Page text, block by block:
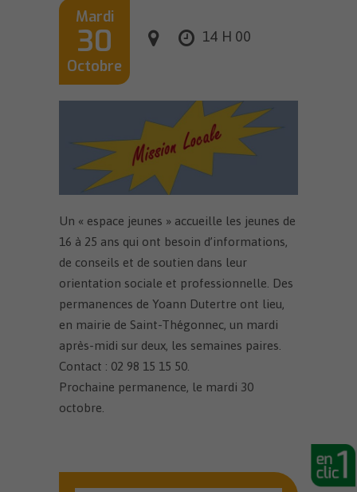
Mardi
30
Octobre
14 H 00
Un « espace jeunes » accueille les jeunes de
16 à 25 ans qui ont besoin d’informations,
de conseils et de soutien dans leur
orientation sociale et professionnelle. Des
permanences de Yoann Dutertre ont lieu,
en mairie de Saint-Thégonnec, un mardi
après-midi sur deux, les semaines paires.
Contact : 02 98 15 15 50.
Prochaine permanence, le mardi 30
octobre.